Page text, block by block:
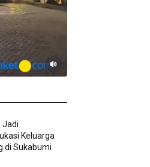
Jadi
Keluarga
di Sukabumi